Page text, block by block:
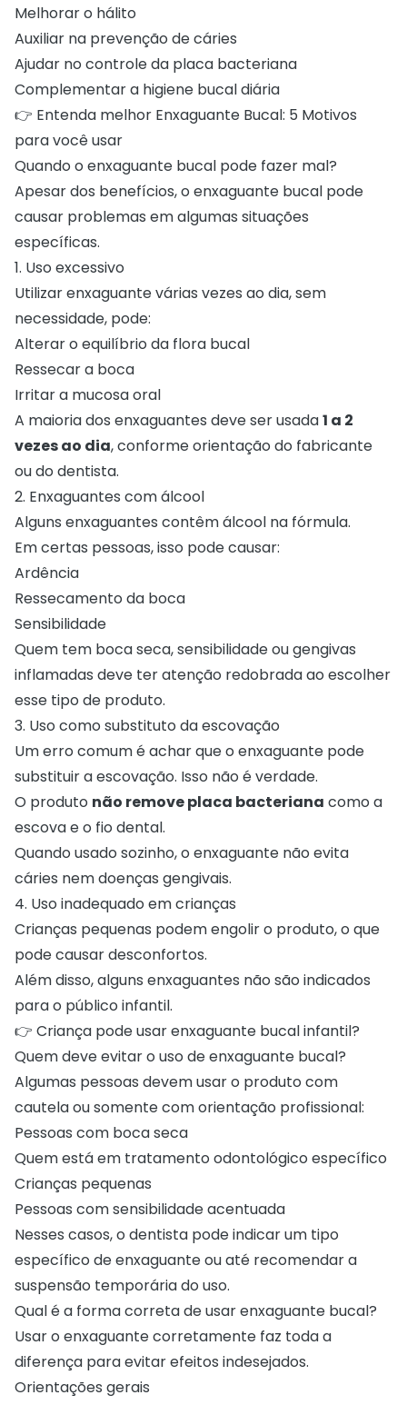
Melhorar o hálito
Auxiliar na prevenção de cáries
Ajudar no controle da placa bacteriana
Complementar a higiene bucal diária
👉 Entenda melhor Enxaguante Bucal: 5 Motivos
para você usar
Quando o enxaguante bucal pode fazer mal?
Apesar dos benefícios, o enxaguante bucal pode
causar problemas em algumas situações
específicas.
1. Uso excessivo
Utilizar enxaguante várias vezes ao dia, sem
necessidade, pode:
Alterar o equilíbrio da flora bucal
Ressecar a boca
Irritar a mucosa oral
A maioria dos enxaguantes deve ser usada1 a 2
vezes ao dia, conforme orientação do fabricante
ou do dentista.
2. Enxaguantes com álcool
Alguns enxaguantes contêm álcool na fórmula.
Em certas pessoas, isso pode causar:
Ardência
Ressecamento da boca
Sensibilidade
Quem tem boca seca, sensibilidade ou gengivas
inflamadas deve ter atenção redobrada ao escolher
esse tipo de produto.
3. Uso como substituto da escovação
Um erro comum é achar que o enxaguante pode
substituir a escovação. Isso não é verdade.
O produto não remove placa bacteriana como a
escova e o fio dental.
Quando usado sozinho, o enxaguante não evita
cáries nem doenças gengivais.
4. Uso inadequado em crianças
Crianças pequenas podem engolir o produto, o que
pode causar desconfortos.
Além disso, alguns enxaguantes não são indicados
para o público infantil.
👉 Criança pode usar enxaguante bucal infantil?
Quem deve evitar o uso de enxaguante bucal?
Algumas pessoas devem usar o produto com
cautela ou somente com orientação profissional:
Pessoas com boca seca
Quem está em tratamento odontológico específico
Crianças pequenas
Pessoas com sensibilidade acentuada
Nesses casos, o dentista pode indicar um tipo
específico de enxaguante ou até recomendar a
suspensão temporária do uso.
Qual é a forma correta de usar enxaguante bucal?
Usar o enxaguante corretamente faz toda a
diferença para evitar efeitos indesejados.
Orientações gerais